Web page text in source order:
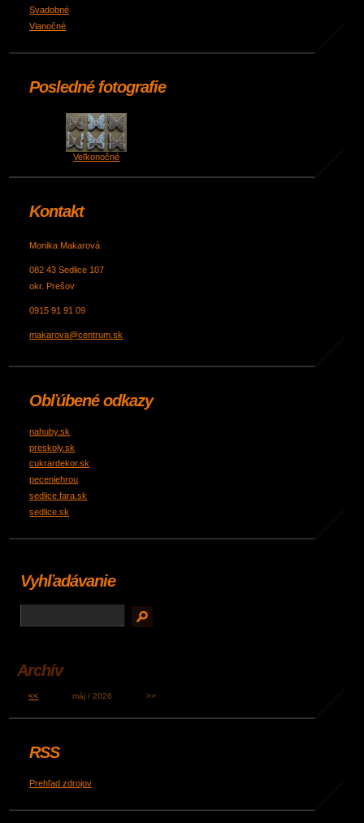
Svadobné
Vianočné
Posledné fotografie
Veľkonočné
Kontakt
Monika Makarová
082 43 Sedlice 107
okr. Prešov
0915 91 91 09
makarova@centrum.sk
Obľúbené odkazy
nahuby.sk
preskoly.sk
cukrardekor.sk
peceniehrou
sedlice.fara.sk
sedlice.sk
Vyhľadávanie
Archív
<< máj / 2026 >>
RSS
Prehľad zdrojov